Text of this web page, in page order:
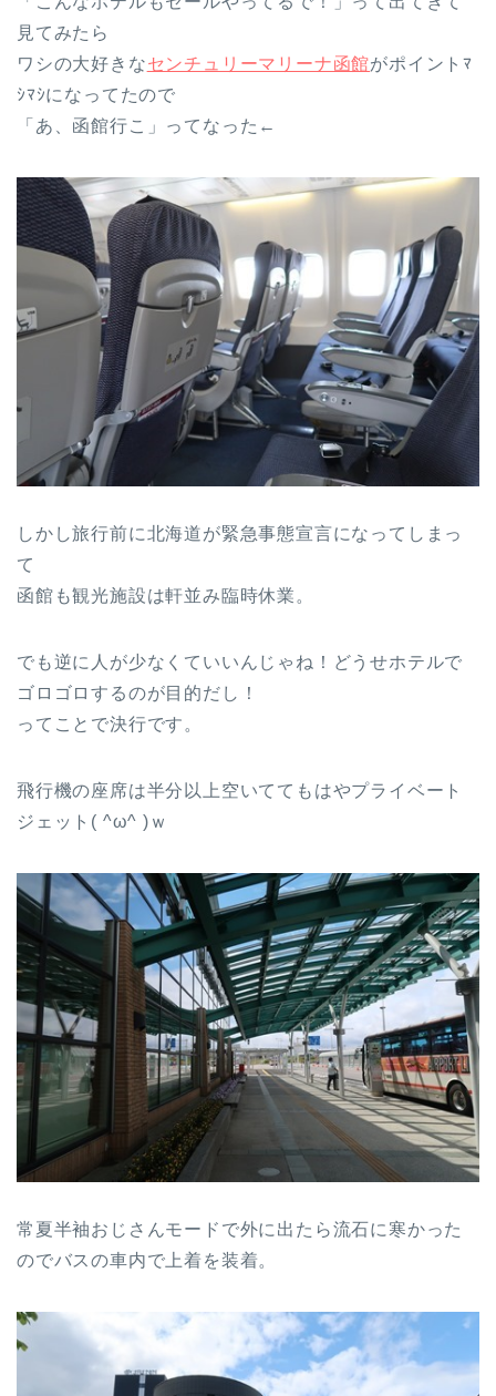
見てみたら
ワシの大好きなセンチュリーマリーナ函館がポイントﾏ
ｼﾏｼになってたので
「あ、函館行こ」ってなった←
しかし旅行前に北海道が緊急事態宣言になってしまっ
て
函館も観光施設は軒並み臨時休業。
でも逆に人が少なくていいんじゃね！どうせホテルで
ゴロゴロするのが目的だし！
ってことで決行です。
飛行機の座席は半分以上空いててもはやプライベート
ジェット( ^ω^ )ｗ
常夏半袖おじさんモードで外に出たら流石に寒かった
のでバスの車内で上着を装着。